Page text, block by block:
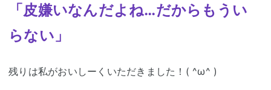
「皮嫌いなんだよね…だからもうい
らない」
残りは私がおいしーくいただきました！( ^ω^ )